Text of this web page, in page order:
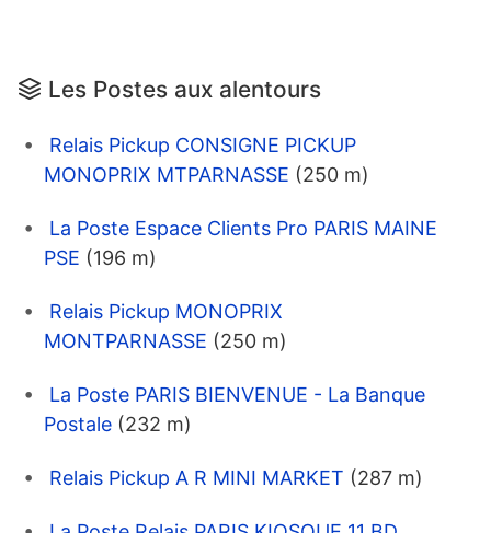
Les Postes aux alentours
Relais Pickup CONSIGNE PICKUP
MONOPRIX MTPARNASSE (250 m)
La Poste Espace Clients Pro PARIS MAINE
PSE (196 m)
Relais Pickup MONOPRIX
MONTPARNASSE (250 m)
La Poste PARIS BIENVENUE - La Banque
Postale (232 m)
Relais Pickup A R MINI MARKET (287 m)